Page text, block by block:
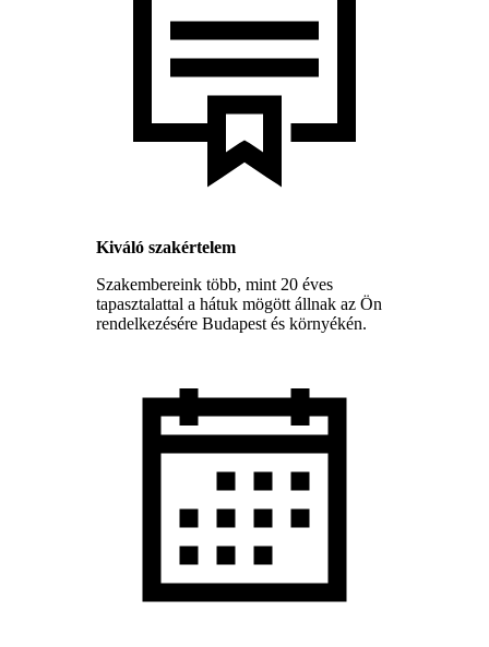
Kiváló szakértelem
Szakembereink több, mint 20 éves
tapasztalattal a hátuk mögött állnak az Ön
rendelkezésére Budapest és környékén.